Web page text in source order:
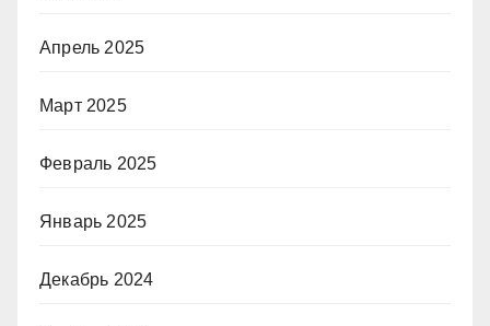
Апрель 2025
Март 2025
Февраль 2025
Январь 2025
Декабрь 2024